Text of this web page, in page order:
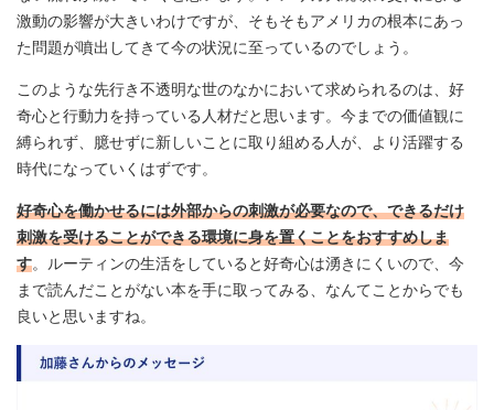
激動の影響が大きいわけですが、そもそもアメリカの根本にあっ
た問題が噴出してきて今の状況に至っているのでしょう。
このような先行き不透明な世のなかにおいて求められるのは、好
奇心と行動力を持っている人材だと思います。今までの価値観に
縛られず、臆せずに新しいことに取り組める人が、より活躍する
時代になっていくはずです。
好奇心を働かせるには外部からの刺激が必要なので、できるだけ
刺激を受けることができる環境に身を置くことをおすすめしま
す。ルーティンの生活をしていると好奇心は湧きにくいので、今
まで読んだことがない本を手に取ってみる、なんてことからでも
良いと思いますね。